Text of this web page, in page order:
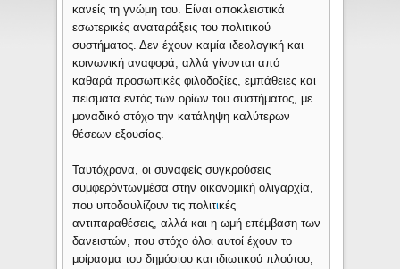
κανείς τη γνώμη του. Είναι αποκλειστικά
εσωτερικές αναταράξεις του πολιτικού
συστήματος. Δεν έχουν καμία ιδεολογική και
κοινωνική αναφορά, αλλά γίνονται από
καθαρά προσωπικές φιλοδοξίες, εμπάθειες και
πείσματα εντός των ορίων του συστήματος, με
μοναδικό στόχο την κατάληψη καλύτερων
θέσεων εξουσίας.
Ταυτόχρονα, οι συναφείς συγκρούσεις
συμφερόντωνμέσα στην οικονομική ολιγαρχία,
που υποδαυλίζουν τις πολιτικές
αντιπαραθέσεις, αλλά και η ωμή επέμβαση των
δανειστών, που στόχο όλοι αυτοί έχουν το
μοίρασμα του δημόσιου και ιδιωτικού πλούτου,